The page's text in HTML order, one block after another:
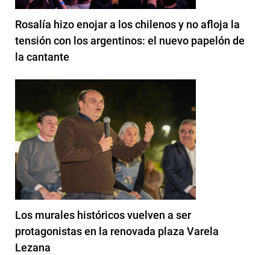
Rosalía hizo enojar a los chilenos y no afloja la
tensión con los argentinos: el nuevo papelón de
la cantante
Los murales históricos vuelven a ser
protagonistas en la renovada plaza Varela
Lezana